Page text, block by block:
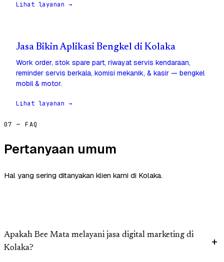
Lihat layanan →
Jasa Bikin Aplikasi Bengkel di Kolaka
Work order, stok spare part, riwayat servis kendaraan,
reminder servis berkala, komisi mekanik, & kasir — bengkel
mobil & motor.
Lihat layanan →
07 — FAQ
Pertanyaan umum
Hal yang sering ditanyakan klien kami di Kolaka.
Apakah Bee Mata melayani jasa digital marketing di
Kolaka?